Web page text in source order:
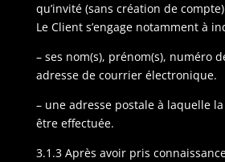
qu’invité (sans création de
Le Client s’engage notamment à
– ses nom(s), prénom(s), numéro
adresse de courrier électronique.
– une adresse postale à laquelle
être effectuée.
3.1.3 Après avoir pris